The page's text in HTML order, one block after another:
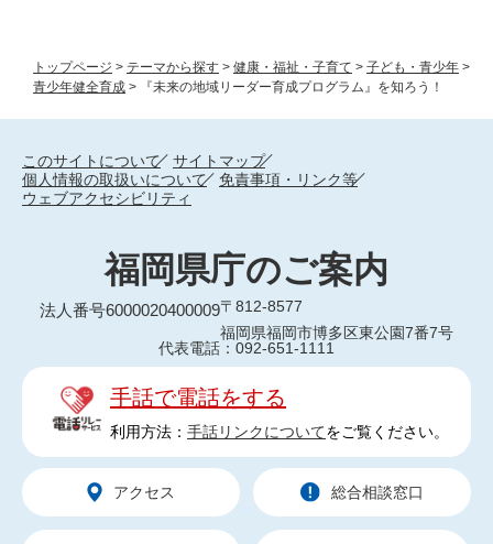
トップページ > テーマから探す > 健康・福祉・子育て > 子ども・青少年 >
青少年健全育成 > 『未来の地域リーダー育成プログラム』を知ろう！
このサイトについて
サイトマップ
個人情報の取扱いについて
免責事項・リンク等
ウェブアクセシビリティ
福岡県庁のご案内
法人番号6000020400009〒812-8577
福岡県福岡市博多区東公園7番7号
代表電話：092-651-1111
手話で電話をする
利用方法： 手話リンクについてをご覧ください。
アクセス 総合相談窓口